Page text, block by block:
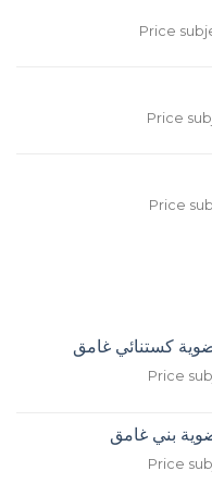
Price
Price
Price
كستنائي غامق
Price
بني غامق
Price